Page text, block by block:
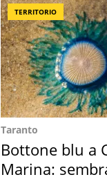
TERRITORIO
Taranto
Bottone blu a
Marina: